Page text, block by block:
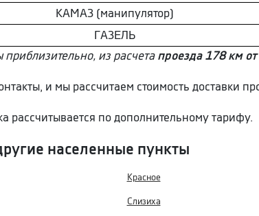
КAМAЗ (манипулятор)
ГAЗEЛЬ
из расчетапроезда 178 км
и мы рассчитаем стоимость доставки
рассчитывается по дополнительному тарифу.
населенные пункты
Красное
Слизиха